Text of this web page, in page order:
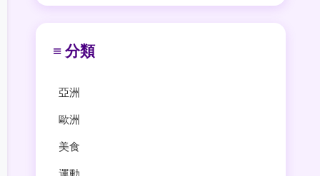
≡ 分類
亞洲
歐洲
美食